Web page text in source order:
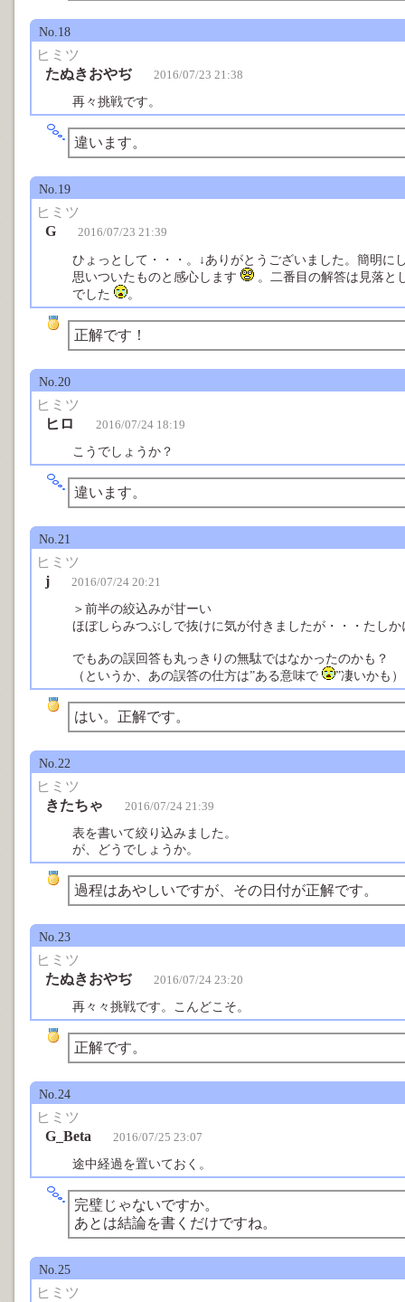
No.18
ヒミツ
たぬきおやぢ
2016/07/23 21:38
再々挑戦です。
違います。
No.19
ヒミツ
G
2016/07/23 21:39
ひょっとして・・・。↓ありがとうございました。簡明に
思いついたものと感心します
。二番目の解答は見落と
でした
。
正解です！
No.20
ヒミツ
ヒロ
2016/07/24 18:19
こうでしょうか？
違います。
No.21
ヒミツ
j
2016/07/24 20:21
＞前半の絞込みが甘ーい
ほぼしらみつぶしで抜けに気が付きましたが・・・たし
でもあの誤回答も丸っきりの無駄ではなかったのかも？
（というか、あの誤答の仕方は”ある意味で
”凄いかも）
はい。正解です。
No.22
ヒミツ
きたちゃ
2016/07/24 21:39
表を書いて絞り込みました。
が、どうでしょうか。
過程はあやしいですが、その日付が正解です。
No.23
ヒミツ
たぬきおやぢ
2016/07/24 23:20
再々々挑戦です。こんどこそ。
正解です。
No.24
ヒミツ
G_Beta
2016/07/25 23:07
途中経過を置いておく。
完璧じゃないですか。
あとは結論を書くだけですね。
No.25
ヒミツ